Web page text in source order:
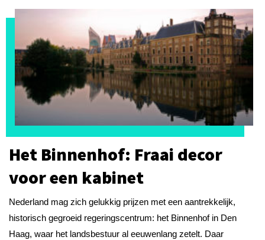
Het Binnenhof: Fraai decor
voor een kabinet
Nederland mag zich gelukkig prijzen met een aantrekkelijk,
historisch gegroeid regeringscentrum: het Binnenhof in Den
Haag, waar het landsbestuur al eeuwenlang zetelt. Daar